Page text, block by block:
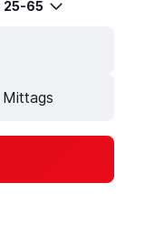
25-65
Mittags